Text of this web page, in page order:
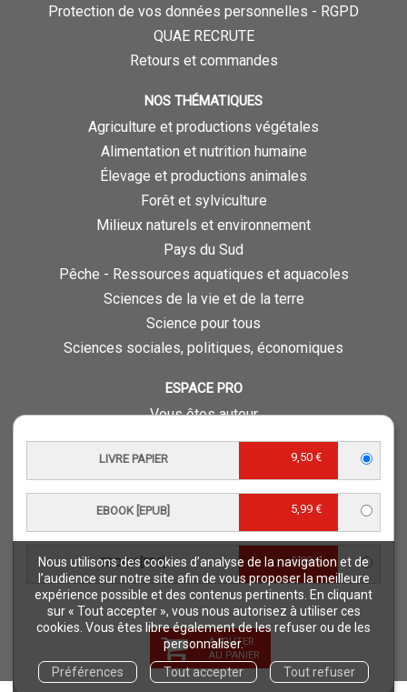
Nous utilisons des cookies d’analyse de la navigation et de
l’audience sur notre site afin de vous proposer la meilleure
expérience possible et des contenus pertinents. En cliquant
sur « Tout accepter », vous nous autorisez à utiliser ces
cookies. Vous êtes libre également de les refuser ou de les
personnaliser.
Préférences
Tout accepter Tout refuser
LIVRE PAPIER 9,50 €
EBOOK [EPUB] 5,99 €
EBOOK [PDF] 5,99 €
AJOUTER
AU PANIER
Protection de vos données personnelles - RGPD
QUAE RECRUTE
Retours et commandes
NOS THÉMATIQUES
Agriculture et productions végétales
Alimentation et nutrition humaine
Élevage et productions animales
Forêt et sylviculture
Milieux naturels et environnement
Pays du Sud
Pêche - Ressources aquatiques et aquacoles
Sciences de la vie et de la terre
Science pour tous
Sciences sociales, politiques, économiques
ESPACE PRO
Vous êtes auteur
Vous êtes journaliste
Vous êtes libraire
Foreign rights
Procédure d'évaluation
NOTRE SITE
Quae © 2018
Mentions légales
Déclaration d'accessibilité